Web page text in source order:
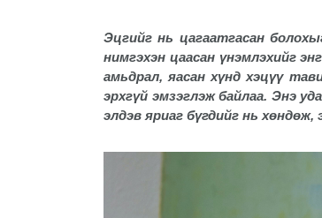
Эцгийг нь цагаатгасан
нимгэхэн цаасан үнэмлэхийг
амьдрал, яасан хүнд хэцүү
эрхгүй эмзэглэж байлаа. Энэ
элдэв яриаг бүгдийг нь хөндөж,